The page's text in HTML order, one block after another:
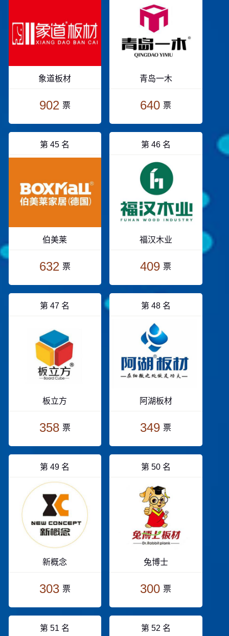
象道板材
902 票
青岛一木
640 票
第 45 名
伯美莱
632 票
第 46 名
福汉木业
409 票
第 47 名
板立方
358 票
第 48 名
阿湖板材
349 票
第 49 名
新概念
303 票
第 50 名
兔博士
300 票
第 51 名 第 52 名